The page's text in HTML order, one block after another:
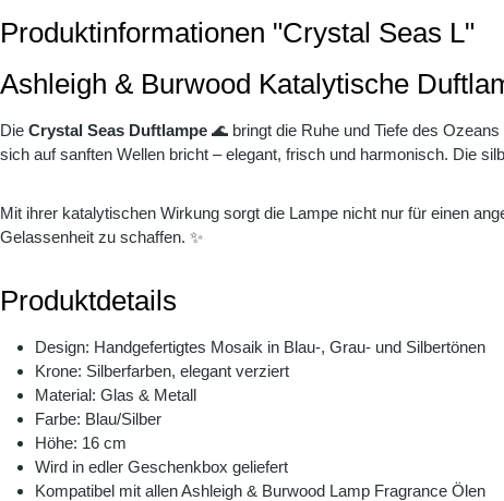
Produktinformationen "Crystal Seas L"
Ashleigh & Burwood Katalytische
Die Crystal Seas Duftlampe 🌊 bringt die Ruhe und Tiefe des
sich auf sanften Wellen bricht – elegant, frisch und harmonisch. Die
Mit ihrer katalytischen Wirkung sorgt die Lampe nicht nur für einen
Gelassenheit zu schaffen. ✨
Produktdetails
Design: Handgefertigtes Mosaik in Blau-, Grau- und Silbertönen
Krone: Silberfarben, elegant verziert
Material: Glas & Metall
Farbe: Blau/Silber
Höhe: 16 cm
Wird in edler Geschenkbox geliefert
Kompatibel mit allen Ashleigh & Burwood Lamp Fragrance Ölen